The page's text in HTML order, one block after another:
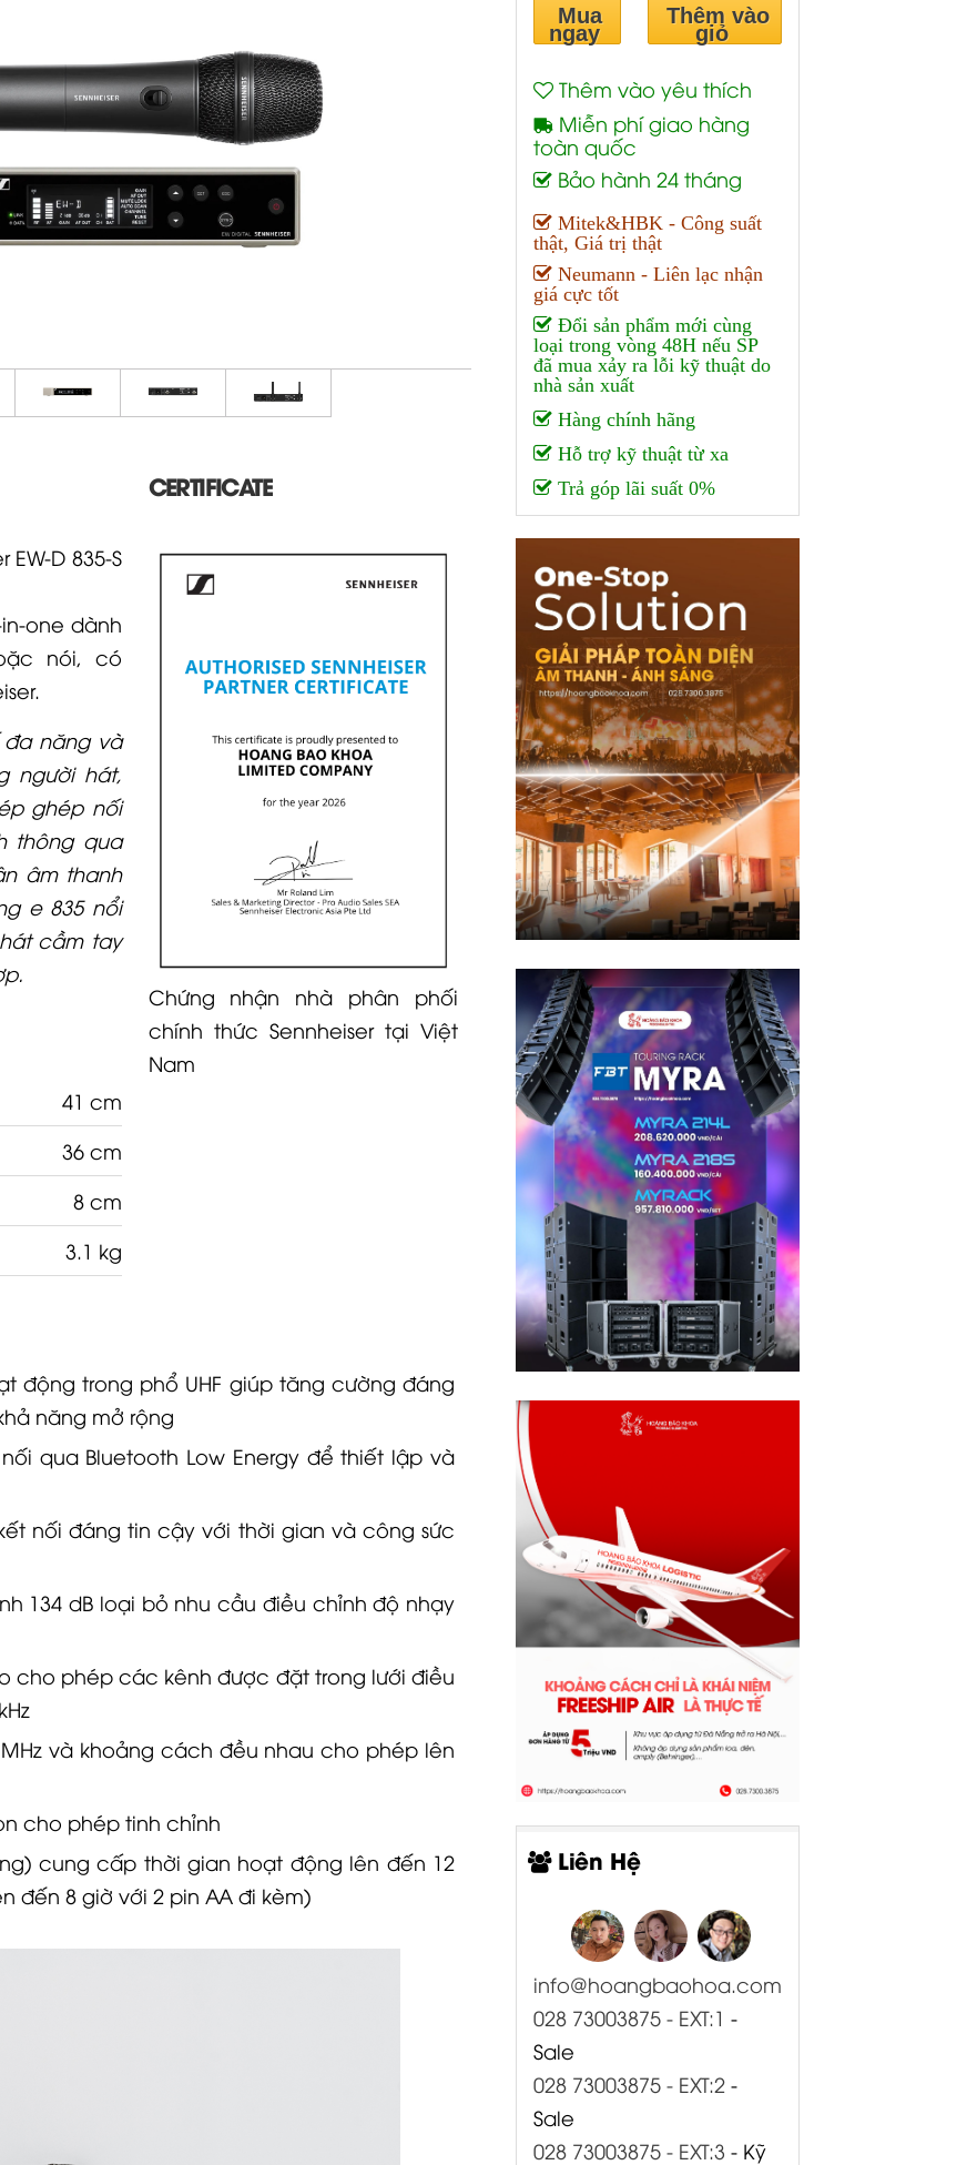
D 835-S
one dành
nói, có
đa năng và
người hát,
ghép nối
thông qua
âm thanh
e 835 nổi
cầm tay
41 cm
36 cm
8 cm
3.1 kg
CERTIFICATE
Chứng nhận nhà phân phối
chính thức Sennheiser tại Việt
Nam
động trong phổ UHF giúp tăng cường đáng
năng mở rộng
nối qua Bluetooth Low Energy để thiết lập và
nối đáng tin cậy với thời gian và công sức
134 dB loại bỏ nhu cầu điều chỉnh độ nhạy
cho phép các kênh được đặt trong lưới điều
và khoảng cách đều nhau cho phép lên
cho phép tinh chỉnh
cung cấp thời gian hoạt động lên đến 12
đến 8 giờ với 2 pin AA đi kèm)
Mua
ngay
Thêm vào
giỏ
Thêm vào yêu thích
Miễn phí giao hàng
toàn quốc
Bảo hành 24 tháng
Mitek&HBK - Công suất
thật, Giá trị thật
Neumann - Liên lạc nhận
giá cực tốt
Đổi sản phẩm mới cùng
loại trong vòng 48H nếu SP
đã mua xảy ra lỗi kỹ thuật do
nhà sản xuất
Hàng chính hãng
Hỗ trợ kỹ thuật từ xa
Trả góp lãi suất 0%
Liên Hệ
info@hoangbaohoa.com
028 73003875 - EXT:1 -
Sale
028 73003875 - EXT:2 -
Sale
028 73003875 - EXT:3 - Kỹ